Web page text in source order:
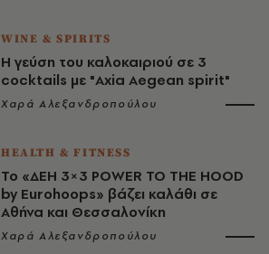
WINE & SPIRITS
Η γεύση του καλοκαιριού σε 3
cocktails με "Axia Aegean spirit"
Χαρά Αλεξανδροπούλου
HEALTH & FITNESS
Το «ΔΕΗ 3×3 PΟWER TO THE HOOD
by Eurohoops» βάζει καλάθι σε
Αθήνα και Θεσσαλονίκη
Χαρά Αλεξανδροπούλου